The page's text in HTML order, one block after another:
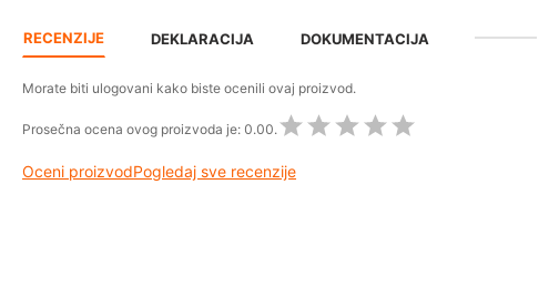
RECENZIJE DEKLARACIJA DOKUMENTACIJA
Morate biti ulogovani kako biste ocenili ovaj proizvod.
Prosečna ocena ovog proizvoda je: 0.00.
Oceni proizvodPogledaj sve recenzije